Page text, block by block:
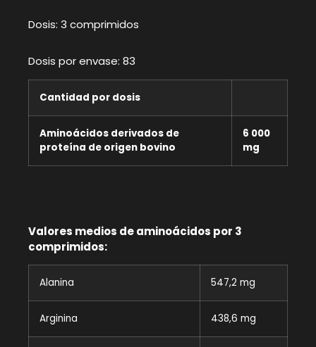
Dosis: 3 comprimidos
Dosis por envase: 83
Cantidad por dosis
Aminoácidos derivados de
proteína de origen bovino
6 000
mg
Valores medios de aminoácidos por 3
comprimidos:
Alanina 547,2 mg
Arginina 438,6 mg